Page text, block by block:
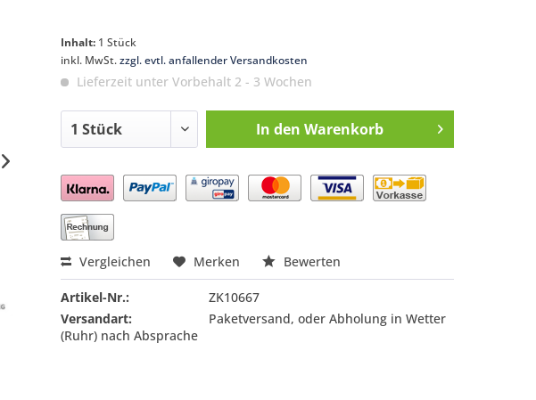
Inhalt: 1 Stück
inkl. MwSt.zzgl. evtl. anfallender Versandkosten
Lieferzeit unter Vorbehalt 2 - 3 Wochen
In den Warenkorb
Preis anfragen
Vergleichen Merken Bewerten
Artikel-Nr.:
ZK10667
Versandart:
Paketversand, oder Abholung in Wetter
(Ruhr) nach Absprache